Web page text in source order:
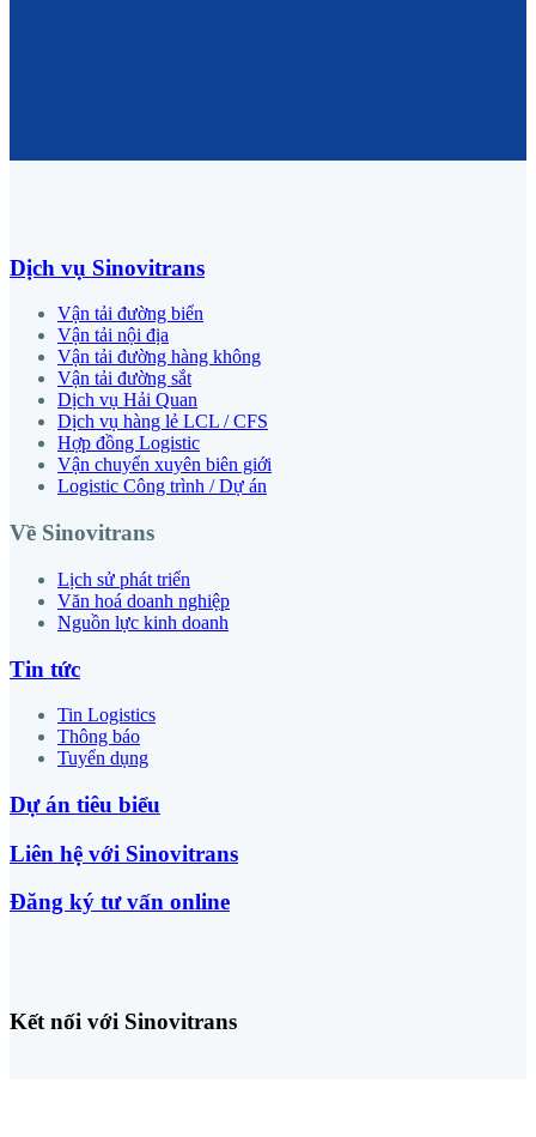
Dịch vụ Sinovitrans
Vận tải đường biển
Vận tải nội địa
Vận tải đường hàng không
Vận tải đường sắt
Dịch vụ Hải Quan
Dịch vụ hàng lẻ LCL / CFS
Hợp đồng Logistic
Vận chuyển xuyên biên giới
Logistic Công trình / Dự án
Về Sinovitrans
Lịch sử phát triển
Văn hoá doanh nghiệp
Nguồn lực kinh doanh
Tin tức
Tin Logistics
Thông báo
Tuyển dụng
Dự án tiêu biểu
Liên hệ với Sinovitrans
Đăng ký tư vấn online
Kết nối với Sinovitrans